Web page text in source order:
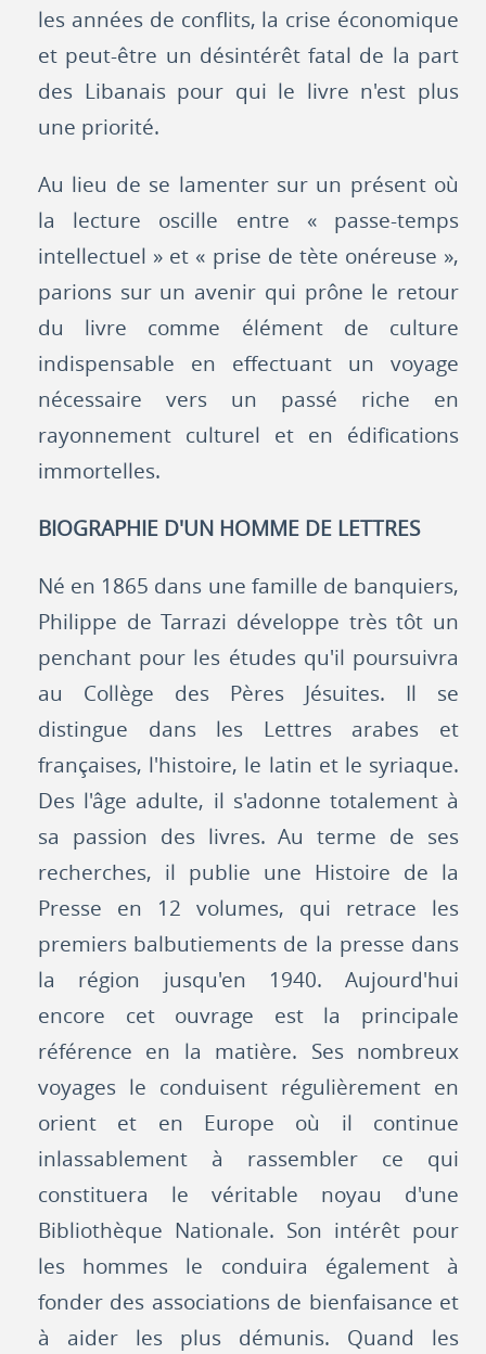
les années de conflits, la crise économique
et peut-être un désintérêt fatal de la part
des Libanais pour qui le livre n'est plus
une priorité.
Au lieu de se lamenter sur un présent où
la lecture oscille entre « passe-temps
intellectuel » et « prise de tète onéreuse »,
parions sur un avenir qui prône le retour
du livre comme élément de culture
indispensable en effectuant un voyage
nécessaire vers un passé riche en
rayonnement culturel et en édifications
immortelles.
BIOGRAPHIE D'UN HOMME DE LETTRES
Né en 1865 dans une famille de banquiers,
Philippe de Tarrazi développe très tôt un
penchant pour les études qu'il poursuivra
au Collège des Pères Jésuites. Il se
distingue dans les Lettres arabes et
françaises, l'histoire, le latin et le syriaque.
Des l'âge adulte, il s'adonne totalement à
sa passion des livres. Au terme de ses
recherches, il publie une Histoire de la
Presse en 12 volumes, qui retrace les
premiers balbutiements de la presse dans
la région jusqu'en 1940. Aujourd'hui
encore cet ouvrage est la principale
référence en la matière. Ses nombreux
voyages le conduisent régulièrement en
orient et en Europe où il continue
inlassablement à rassembler ce qui
constituera le véritable noyau d'une
Bibliothèque Nationale. Son intérêt pour
les hommes le conduira également à
fonder des associations de bienfaisance et
à aider les plus démunis. Quand les